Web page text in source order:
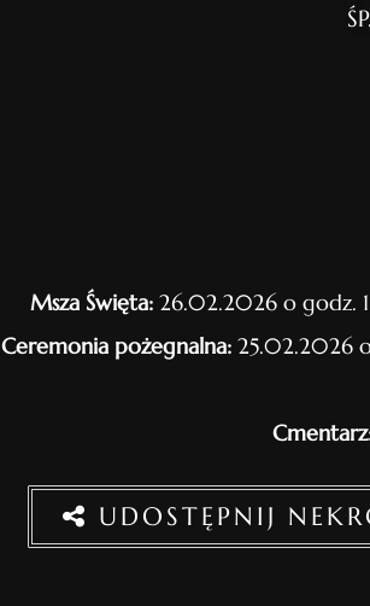
Msza Święta: 26.02.2026 o godz.
Ceremonia pożegnalna: 25.02.2026
UDOSTĘPNIJ